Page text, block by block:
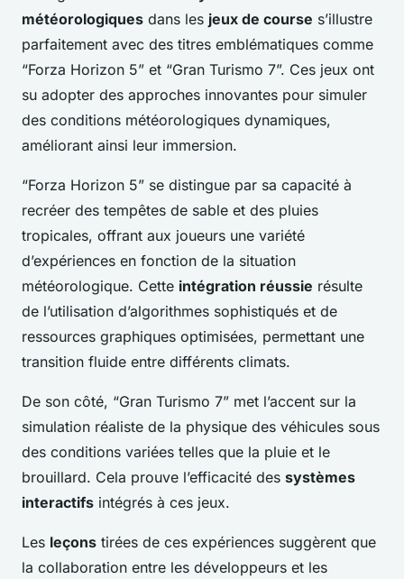
météorologiques dans les jeux de course s’illustre
parfaitement avec des titres emblématiques comme
“Forza Horizon 5” et “Gran Turismo 7”. Ces jeux ont
su adopter des approches innovantes pour simuler
des conditions météorologiques dynamiques,
améliorant ainsi leur immersion.
“Forza Horizon 5” se distingue par sa capacité à
recréer des tempêtes de sable et des pluies
tropicales, offrant aux joueurs une variété
d’expériences en fonction de la situation
météorologique. Cette intégration réussie résulte
de l’utilisation d’algorithmes sophistiqués et de
ressources graphiques optimisées, permettant une
transition fluide entre différents climats.
De son côté, “Gran Turismo 7” met l’accent sur la
simulation réaliste de la physique des véhicules sous
des conditions variées telles que la pluie et le
brouillard. Cela prouve l’efficacité des systèmes
interactifs intégrés à ces jeux.
Les leçons tirées de ces expériences suggèrent que
la collaboration entre les développeurs et les